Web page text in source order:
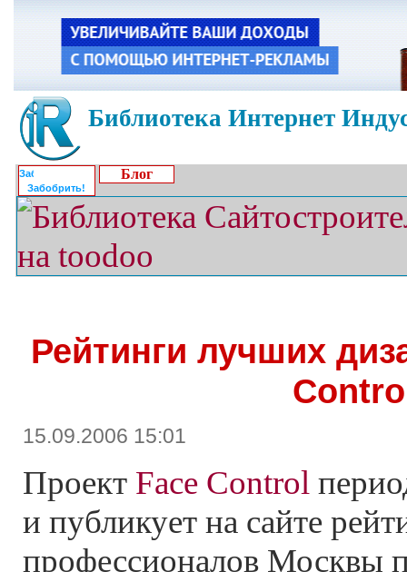
Библиотека Интернет
Забобрить!
Блог
Рейтинги лучших
15.09.2006 15:01
Проект Face Control
и публикует на сайте
профессионалов Москвы